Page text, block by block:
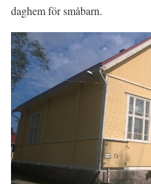
daghem för småbarn.